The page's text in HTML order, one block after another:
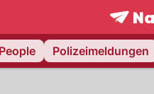
People Polizeimeldungen